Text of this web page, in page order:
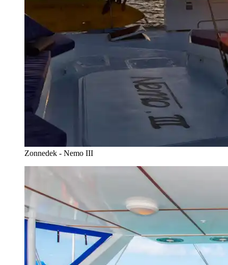
Zonnedek - Nemo III